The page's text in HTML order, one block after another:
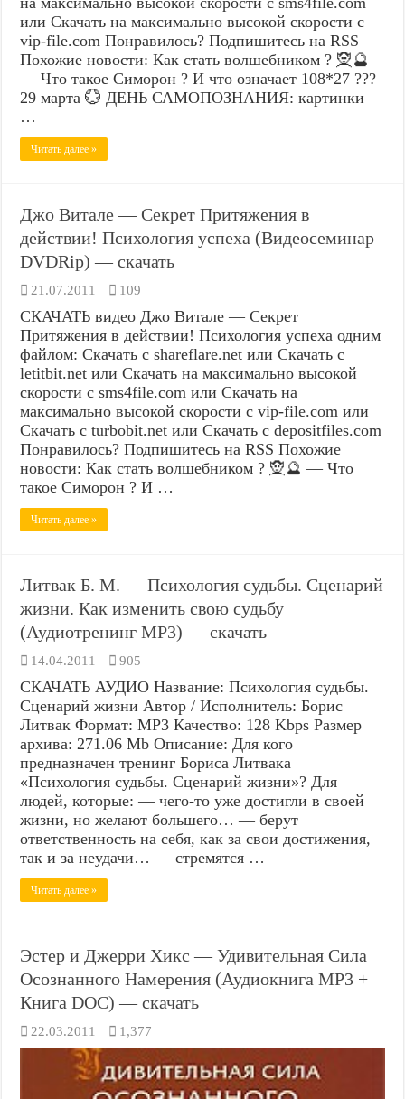
или Скачать на максимально высокой скорости с
vip-file.com Понравилось? Подпишитесь на RSS
Похожие новости: Как стать волшебником ? 🧝🔮
— Что такое Симорон ? И что означает 108*27 ???
29 марта 💮 ДЕНЬ САМОПОЗНАНИЯ: картинки
…
Читать далее »
Джо Витале — Секрет Притяжения в
действии! Психология успеха (Видеосеминар
DVDRip) — скачать
21.07.2011 109
СКАЧАТЬ видео Джо Витале — Секрет
Притяжения в действии! Психология успеха одним
файлом: Скачать с shareflare.net или Скачать с
letitbit.net или Скачать на максимально высокой
скорости с sms4file.com или Скачать на
максимально высокой скорости с vip-file.com или
Скачать с turbobit.net или Скачать с depositfiles.com
Понравилось? Подпишитесь на RSS Похожие
новости: Как стать волшебником ? 🧝🔮 — Что
такое Симорон ? И …
Читать далее »
Литвак Б. М. — Психология судьбы. Сценарий
жизни. Как изменить свою судьбу
(Аудиотренинг MP3) — скачать
14.04.2011 905
СКАЧАТЬ АУДИО Название: Психология судьбы.
Сценарий жизни Автор / Исполнитель: Борис
Литвак Формат: MP3 Качество: 128 Kbps Размер
архива: 271.06 Mb Описание: Для кого
предназначен тренинг Бориса Литвака
«Психология судьбы. Сценарий жизни»? Для
людей, которые: — чего-то уже достигли в своей
жизни, но желают большего… — берут
ответственность на себя, как за свои достижения,
так и за неудачи… — стремятся …
Читать далее »
Эстер и Джерри Хикс — Удивительная Сила
Осознанного Намерения (Аудиокнига MP3 +
Книга DOC) — скачать
22.03.2011 1,377